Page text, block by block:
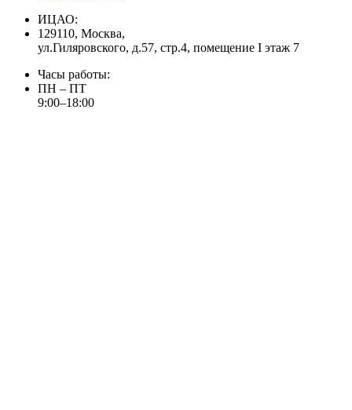
ИЦАО:
129110, Москва,
ул.Гиляровского, д.57, стр.4, помещение I этаж 7
Часы работы:
ПН – ПТ
9:00–18:00